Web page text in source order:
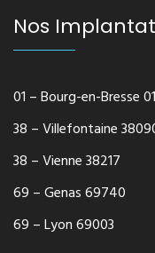
Nos
01 – Bourg-en-Bresse
38 – Villefontaine
38 – Vienne 38217
69 – Genas 69740
69 – Lyon 69003